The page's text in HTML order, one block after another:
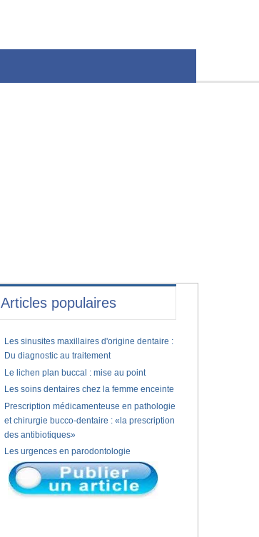
Articles populaires
Les sinusites maxillaires d'origine dentaire :
Du diagnostic au traitement
Le lichen plan buccal : mise au point
Les soins dentaires chez la femme enceinte
Prescription médicamenteuse en pathologie
et chirurgie bucco-dentaire : «la prescription
des antibiotiques»
Les urgences en parodontologie